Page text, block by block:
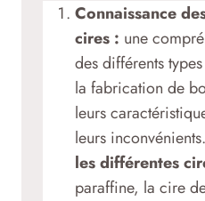
Connaissance
cires : une
des différents
la fabrication de
leurs
leurs inconvénients.
les différentes
paraffine, la cire